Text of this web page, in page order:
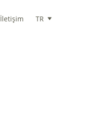
İletişim TR